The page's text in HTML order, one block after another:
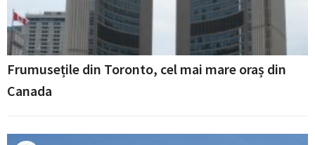
Frumusețile din Toronto, cel mai mare oraș din
Canada